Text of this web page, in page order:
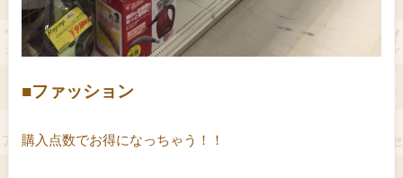
■ファッション
購入点数でお得になっちゃう！！